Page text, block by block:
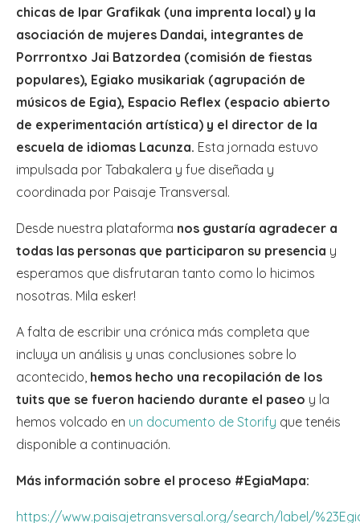
chicas de Ipar Grafikak (una imprenta local) y la
asociación de mujeres Dandai, integrantes de
Porrrontxo Jai Batzordea (comisión de fiestas
populares), Egiako musikariak (agrupación de
músicos de Egia), Espacio Reflex (espacio abierto
de experimentación artística) y el director de la
escuela de idiomas Lacunza. Esta jornada estuvo
impulsada por Tabakalera y fue diseñada y
coordinada por Paisaje Transversal.
Desde nuestra plataforma nos gustaría agradecer a
todas las personas que participaron su presencia y
esperamos que disfrutaran tanto como lo hicimos
nosotras. Mila esker!
A falta de escribir una crónica más completa que
incluya un análisis y unas conclusiones sobre lo
acontecido, hemos hecho una recopilación de los
tuits que se fueron haciendo durante el paseo y la
hemos volcado en un documento de Storify que tenéis
disponible a continuación.
Más información sobre el proceso #EgiaMapa:
https://www.paisajetransversal.org/search/label/